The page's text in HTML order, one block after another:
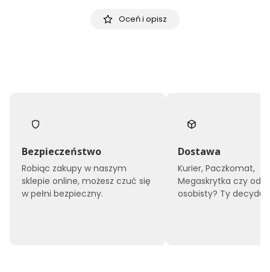
Oceń i opisz
Bezpieczeństwo
Robiąc zakupy w naszym
sklepie online, możesz czuć się
w pełni bezpieczny.
Dostawa
Kurier, Paczkomat,
Megaskrytka czy
osobisty? Ty